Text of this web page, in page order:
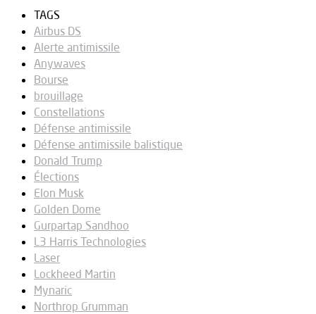
TAGS
Airbus DS
Alerte antimissile
Anywaves
Bourse
brouillage
Constellations
Défense antimissile
Défense antimissile balistique
Donald Trump
Élections
Elon Musk
Golden Dome
Gurpartap Sandhoo
L3 Harris Technologies
Laser
Lockheed Martin
Mynaric
Northrop Grumman